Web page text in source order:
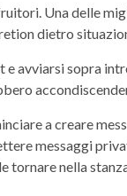
Una delle
dietro
avviarsi sopra
a creare
messaggi
tornare nella